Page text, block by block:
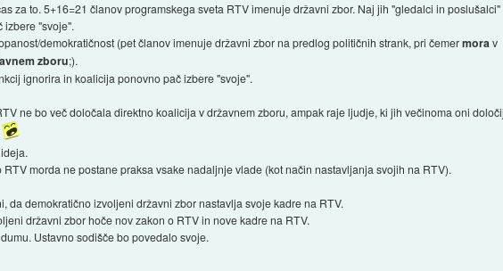
za to. 5+16=21 članov programskega sveta RTV imenuje državni zbor. Naj jih "gledalci in poslušalci"
"svoje".
demokratičnost (pet članov imenuje državni zbor na predlog političnih strank, pri čemermorav
zboru;).
ignorira in koalicija ponovno pač izbere "svoje".
ne bo več določala direktno koalicija v državnem zboru, ampak raje ljudje, ki jih večinoma oni
morda ne postane praksa vsake nadaljnje vlade (kot način nastavljanja svojih na RTV).
da demokratično izvoljeni državni zbor nastavlja svoje kadre na RTV.
državni zbor hoče nov zakon o RTV in nove kadre na RTV.
Ustavno sodišče bo povedalo svoje.